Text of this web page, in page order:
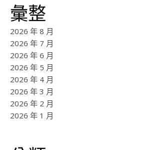
彙整
2026 年 8 月
2026 年 7 月
2026 年 6 月
2026 年 5 月
2026 年 4 月
2026 年 3 月
2026 年 2 月
2026 年 1 月